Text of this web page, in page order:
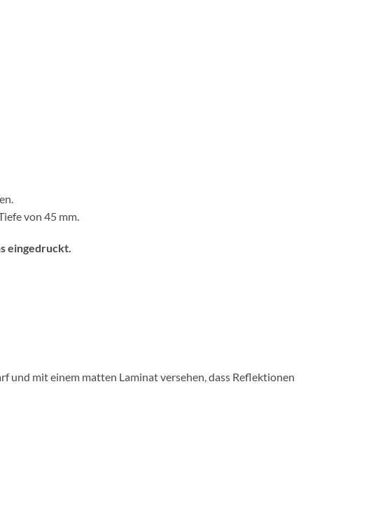
von 45 mm.
eingedruckt.
mit einem matten Laminat versehen, dass Reflektionen